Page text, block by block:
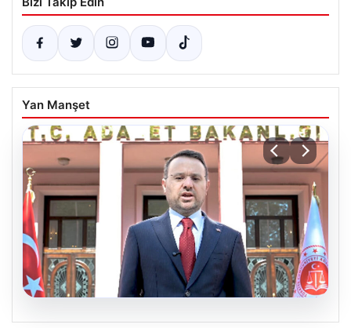
Yan Manşet
06.08.2026